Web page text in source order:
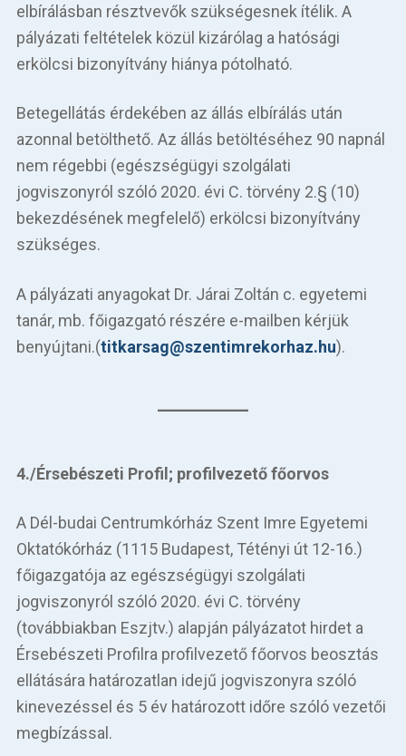
elbírálásban résztvevők szükségesnek ítélik. A
pályázati feltételek közül kizárólag a hatósági
erkölcsi bizonyítvány hiánya pótolható.
Betegellátás érdekében az állás elbírálás után
azonnal betölthető. Az állás betöltéséhez 90 napnál
nem régebbi (egészségügyi szolgálati
jogviszonyról szóló 2020. évi C. törvény 2.§ (10)
bekezdésének megfelelő) erkölcsi bizonyítvány
szükséges.
A pályázati anyagokat Dr. Járai Zoltán c. egyetemi
tanár, mb. főigazgató részére e-mailben kérjük
benyújtani.(titkarsag@szentimrekorhaz.hu).
4./Érsebészeti Profil; profilvezető főorvos
A Dél-budai Centrumkórház Szent Imre Egyetemi
Oktatókórház (1115 Budapest, Tétényi út 12-16.)
főigazgatója az egészségügyi szolgálati
jogviszonyról szóló 2020. évi C. törvény
(továbbiakban Eszjtv.) alapján pályázatot hirdet a
Érsebészeti Profilra profilvezető főorvos beosztás
ellátására határozatlan idejű jogviszonyra szóló
kinevezéssel és 5 év határozott időre szóló vezetői
megbízással.